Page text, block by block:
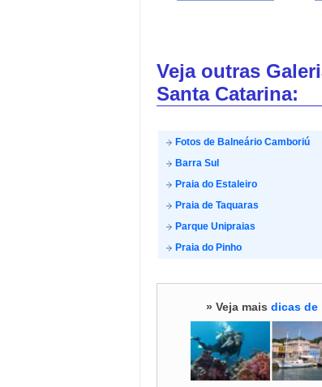
Veja outras
Santa Catarina:
Fotos de Balneário Camboriú
Barra Sul
Praia do Estaleiro
Praia de Taquaras
Parque Unipraias
Praia do Pinho
» Veja mais dicas de